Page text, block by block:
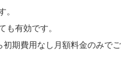
。
も有効です。
期費用なし月額料金のみでご